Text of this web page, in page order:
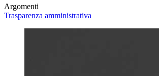
Argomenti
Trasparenza amministrativa